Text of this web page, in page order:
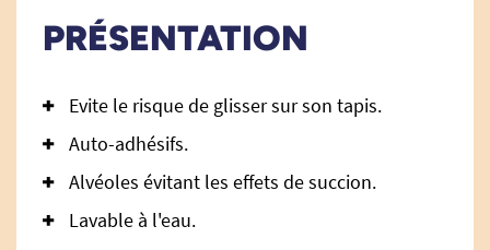
PRÉSENTATION
Evite le risque de glisser sur son tapis.
Auto-adhésifs.
Alvéoles évitant les effets de succion.
Lavable à l'eau.